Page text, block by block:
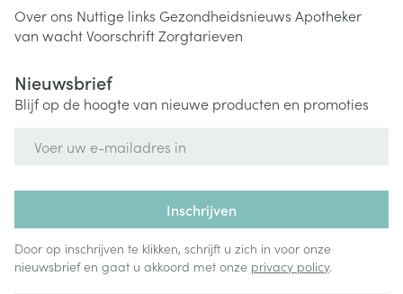
Over ons Nuttige links Gezondheidsnieuws Apotheker
van wachtVoorschriftZorgtarieven
Nieuwsbrief
Blijf op de hoogte van nieuwe producten en promoties
Inschrijven
Door op inschrijven te klikken, schrijft u zich in voor onze
nieuwsbrief en gaat u akkoord met onze privacy policy.